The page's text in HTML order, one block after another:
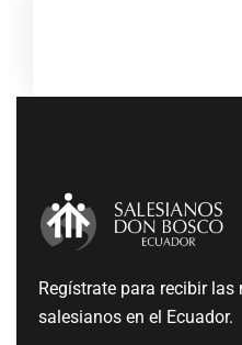
Regístrate para recibir las
salesianos en el Ecuador.